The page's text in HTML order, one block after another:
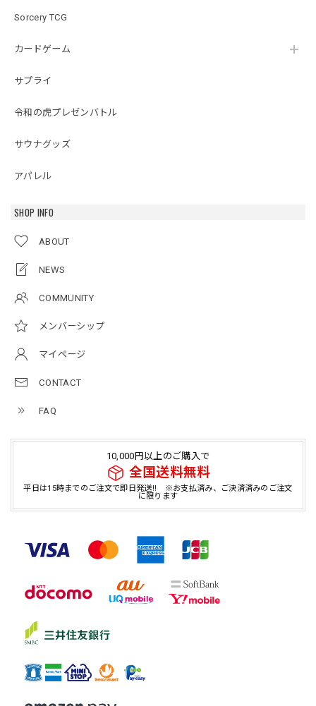
Sorcery TCG
カードゲーム
サプライ
令和の虎プレゼンバトル
サウナグッズ
アパレル
SHOP INFO
ABOUT
NEWS
COMMUNITY
メンバーシップ
マイページ
CONTACT
FAQ
10,000円以上のご購入で
全国送料無料
平日は15時までのご注文で即日発送!! ※お支払済み、ご決済済みのご注文
に限ります